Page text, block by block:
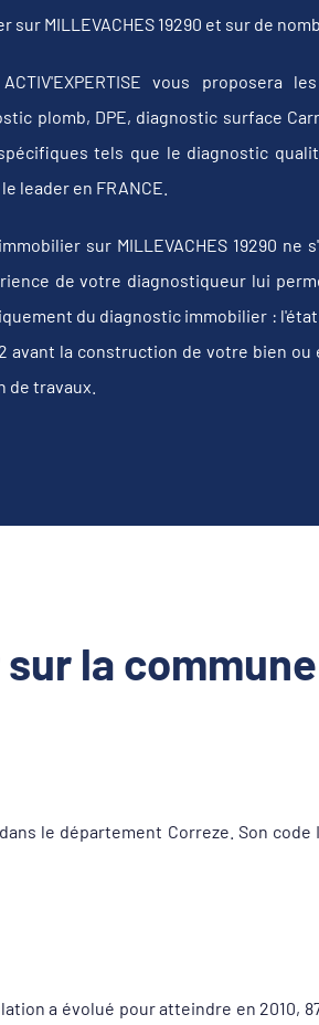
MILLEVACHES 19290 et sur de
vous proposera
plomb, DPE, diagnostic surface
tels que le diagnostic
leader en FRANCE.
sur MILLEVACHES 19290 ne
de votre diagnostiqueur lui
du diagnostic immobilier :
avant la construction de votre bien
travaux.
sur la commune
le département Correze. Son code
a évolué pour atteindre en 2010,